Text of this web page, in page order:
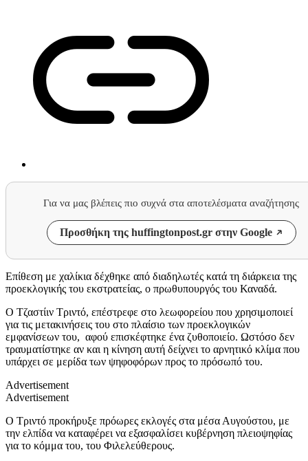
Για να μας βλέπεις πιο συχνά στα αποτελέσματα αναζήτησης
Προσθήκη της huffingtonpost.gr στην Google
Επίθεση με χαλίκια δέχθηκε από διαδηλωτές κατά τη διάρκεια της
προεκλογικής του εκστρατείας, ο πρωθυπουργός του Καναδά.
Ο Τζαστίιν Τριντό, επέστρεφε στο λεωφορείου που χρησιμοποιεί
για τις μετακινήσεις του στο πλαίσιο των προεκλογικών
εμφανίσεων του, αφού επισκέφτηκε ένα ζυθοποιείο. Ωστόσο δεν
τραυματίστηκε αν και η κίνηση αυτή δείχνει το αρνητικό κλίμα που
υπάρχει σε μερίδα των ψηφοφόρων προς το πρόσωπό του.
Advertisement
Advertisement
Ο Τριντό προκήρυξε πρόωρες εκλογές στα μέσα Αυγούστου, με
την ελπίδα να καταφέρει να εξασφαλίσει κυβέρνηση πλειοψηφίας
για το κόμμα του, του Φιλελεύθερους.